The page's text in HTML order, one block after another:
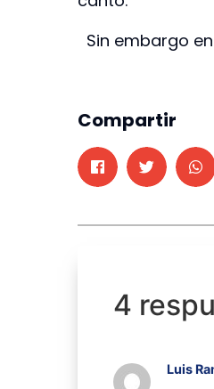
Sin embargo
Compartir
4
Luis